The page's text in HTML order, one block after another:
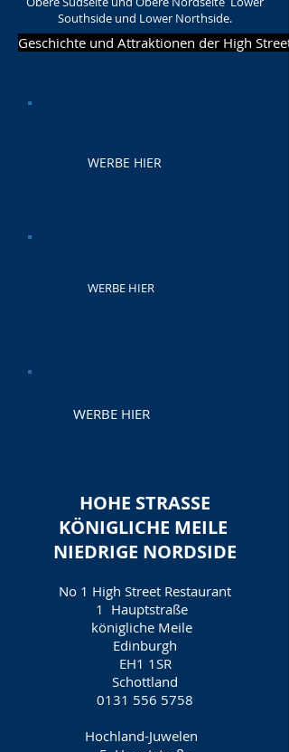
Southside und Lower Northside.
Geschichte und Attraktionen der High Street
WERBE HIER
WERBE HIER
WERBE HIER
HOHE STRASSE
KÖNIGLICHE MEILE
NIEDRIGE NORDSIDE
No 1 High Street Restaurant
1 Hauptstraße
königliche Meile
Edinburgh
EH1 1SR
Schottland
0131 556 5758
Hochland-Juwelen